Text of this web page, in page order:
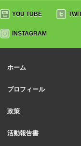
YOU TUBE
INSTAGRAM
ホーム
プロフィール
政策
活動報告書